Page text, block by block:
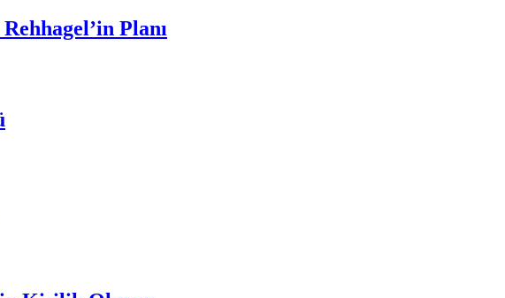
Planı